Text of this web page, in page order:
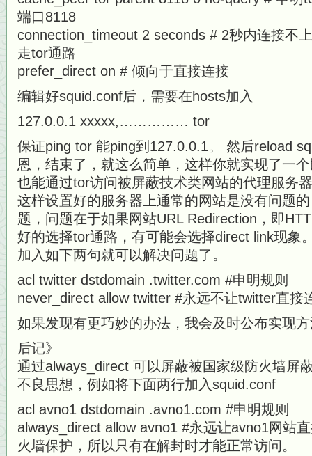
端口8118
connection_timeout 2 seconds # 2秒内连接不
走tor通路
prefer_direct on # 倾向于直接连接
编辑好squid.conf后，需要在hosts加入
127.0.0.1 xxxxx,…………… tor
保证ping tor 能ping到127.0.0.1。 然后reload
恩，结束了，就这么简单，这样你就实现了一
也能通过tor访问被屏蔽技术类网站的代理服务
这样设置好的服务器上通常的网站是没有问题
题，问题在于如果网站URL Redirection，即
好的选择tor通路，有可能会选择direct link现象
加入如下两句就可以解决问题了。
acl twitter dstdomain .twitter.com #申明规则
never_direct allow twitter #永远不让twitter直接
如果发现有更巧妙的办法，我会及时公布实现
后记》
通过always_direct 可以屏蔽被国家级防火墙屏
不良思想，例如将下面两行加入squid.conf
acl avno1 dstdomain .avno1.com #申明规则
always_direct allow avno1 #永远让avno1网站
火墙保护，所以只有在解封时才能正常访问。